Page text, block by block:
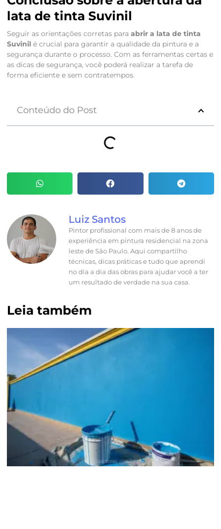
lata de tinta Suvinil
Seguir as orientações corretas para abrir a lata de tinta
Suvinil é crucial para garantir a qualidade da pintura e a
segurança durante o processo. Com as ferramentas certas e
as dicas de segurança, você poderá realizar a tarefa de
forma eficiente e sem contratempos.
Conteúdo do Post
Luiz Santos
Pintor profissional com mais de 8 anos de
experiência em pintura residencial na zona
leste de São Paulo. Aqui compartilho
técnicas, dicas práticas e tudo que aprendi
no dia a dia das obras para ajudar você a ter
um resultado de verdade na sua casa.
Leia também